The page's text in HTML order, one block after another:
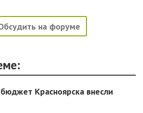
на форуме
Красноярска внесли